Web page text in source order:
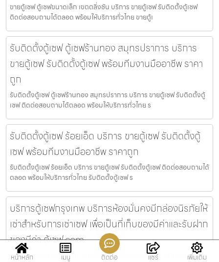
ขายตู้เซฟ ตู้เซฟขนาดเล็ก เขตตลิ่งชัน บริการ ขายตู้เซฟ รับติดตั้งตู้เซฟ
ติดต่อสอบถามได้ตลอด พร้อมให้บริการทั่วไทย ขายตู้เ
รับติดตั้งตู้เซฟ ตู้เซฟร้านทอง สมุทรปราการ บริการ
ขายตู้เซฟ รับติดตั้งตู้เซฟ พร้อมทีมงานมืออาชีพ ราคา
ถูก
รับติดตั้งตู้เซฟ ตู้เซฟร้านทอง สมุทรปราการ บริการ ขายตู้เซฟ รับติดตั้งตู้
เซฟ ติดต่อสอบถามได้ตลอด พร้อมให้บริการทั่วไทย ร
รับติดตั้งตู้เซฟ ร้อยเอ็ด บริการ ขายตู้เซฟ รับติดตั้งตู้
เซฟ พร้อมทีมงานมืออาชีพ ราคาถูก
รับติดตั้งตู้เซฟ ร้อยเอ็ด บริการ ขายตู้เซฟ รับติดตั้งตู้เซฟ ติดต่อสอบถามได้
ตลอด พร้อมให้บริการทั่วไทย รับติดตั้งตู้เซฟ ร
บริการตู้เซฟกรุงเทพ บริการห้องมั่นคงมีกล่องนิรภัยให้
เช่าสำหรับการเช่าเซฟ เพื่อเป็นที่เก็บของมีค่าและรับฝาก
ของมีค่า ตู้เซฟ.com
บริการตู้เซฟกรุงเทพ บริการห้องมั่นคงมีกล่องนิรภัยให้เช่าสำหรับการเช่า
หน้าหลัก เมนู ติดต่อ แชร์ เพิ่มเติม